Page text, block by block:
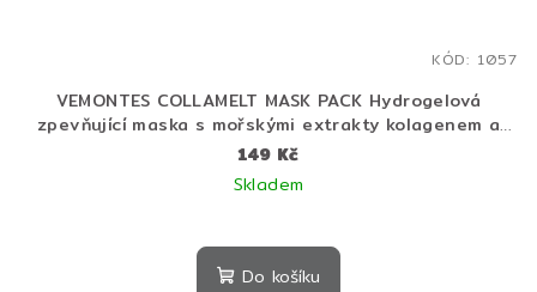
VEMONTES COLLAMELT MASK PACK Hydrogelová
zpevňující maska s mořskými extrakty kolagenem a
peptidy 30 g
149 Kč
Skladem
Do košíku
KÓD: 1057